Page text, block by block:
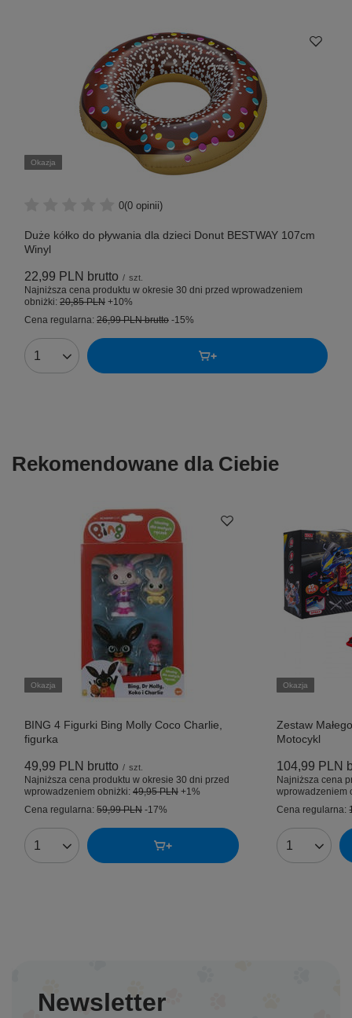
Okazja
0(0 opinii)
Duże kółko do pływania dla dzieci Donut BESTWAY 107cm
Winyl
22,99 PLN brutto / szt.
Najniższa cena produktu w okresie 30 dni przed wprowadzeniem
obniżki: 20,85 PLN +10%
Cena regularna: 26,99 PLNbrutto -15%
Rekomendowane dla Ciebie
Okazja
BING 4 Figurki Bing Molly Coco Charlie,
figurka
49,99 PLN brutto / szt.
Najniższa cena produktu w okresie 30 dni przed
wprowadzeniem obniżki: 49,95 PLN +1%
Cena regularna: 59,99 PLN -17%
Ilość produktów
Okazja
Zestaw
Motocykl
104,99 PLN
Najniższa cena
wprowadzeniem
Cena regularna:
Ilość
Newsletter